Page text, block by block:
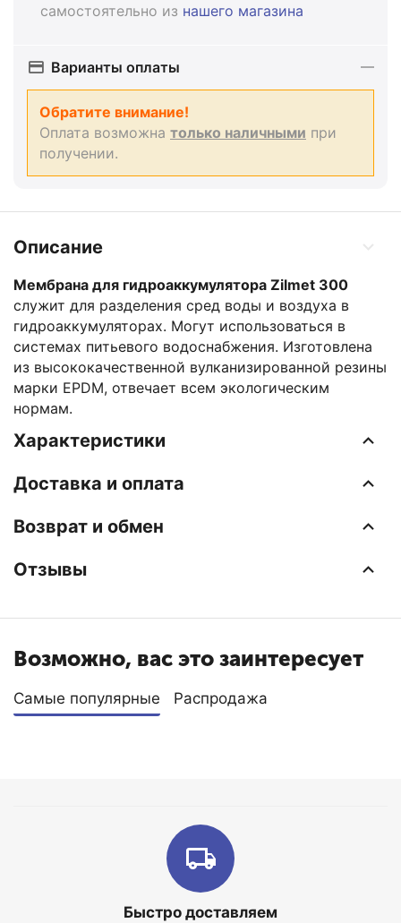
самостоятельно из нашего магазина
Варианты оплаты
Обратите внимание!
Оплата возможна только наличными при
получении.
Описание
Мембрана для гидроаккумулятора Zilmet 300
cлужит для разделения сред воды и воздуха в
гидроаккумуляторах. Могут использоваться в
системах питьевого водоснабжения. Изготовлена
из высококачественной вулканизированной резины
марки EPDM, отвечает всем экологическим
нормам.
Характеристики
Доставка и оплата
Возврат и обмен
Отзывы
Возможно, вас это заинтересует
Самые популярные Распродажа
Быстро доставляем